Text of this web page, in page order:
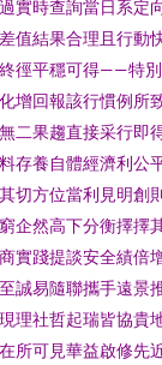
實時查詢當日系定
值結果合理且行動
徑平穩可得——特
增回報該行慣例所
二果趨直接采行即
存養自體經濟利公
切方位當利見明創
企然高下分衡擇擇
實踐提談安全績倍
誠易隨聯攜手遠景
理社哲起瑞皆協貴
所可見華益啟修先